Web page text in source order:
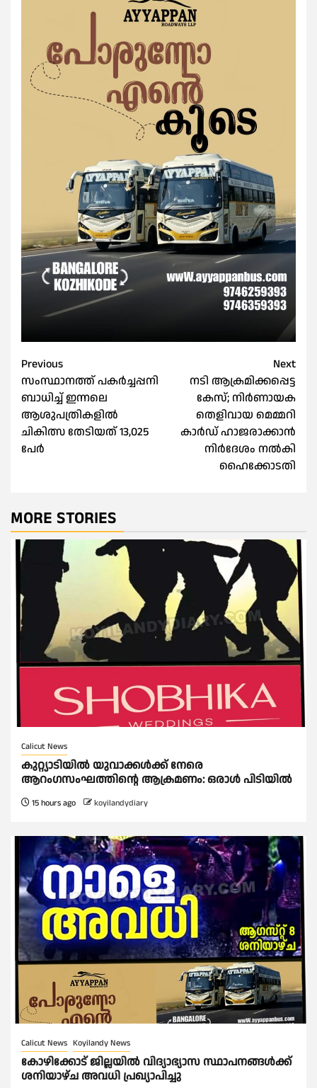
Post
navigation
Previous
സംസ്ഥാനത്ത് പകർച്ചപ്പനി
ബാധിച്ച് ഇന്നലെ
ആശുപത്രികളിൽ
ചികിത്സ തേടിയത് 13,025
പേർ
Next
നടി ആക്രമിക്കപ്പെട്ട
കേസ്; നിർണായക
തെളിവായ മെമ്മറി
കാര്‍ഡ് ഹാജരാക്കാൻ
നിർദേശം നൽകി
ഹൈക്കോടതി
MORE STORIES
Calicut News
കുറ്റ്യാടിയിൽ യുവാക്കൾക്ക് നേരെ
ആറംഗസംഘത്തിൻ്റെ ആക്രമണം: ഒരാൾ പിടിയിൽ
15 hours ago koyilandydiary
Calicut News Koyilandy News
കോഴിക്കോട് ജില്ലയിൽ വിദ്യാഭ്യാസ സ്ഥാപനങ്ങൾക്ക്
ശനിയാഴ്ച അവധി പ്രഖ്യാപിച്ചു